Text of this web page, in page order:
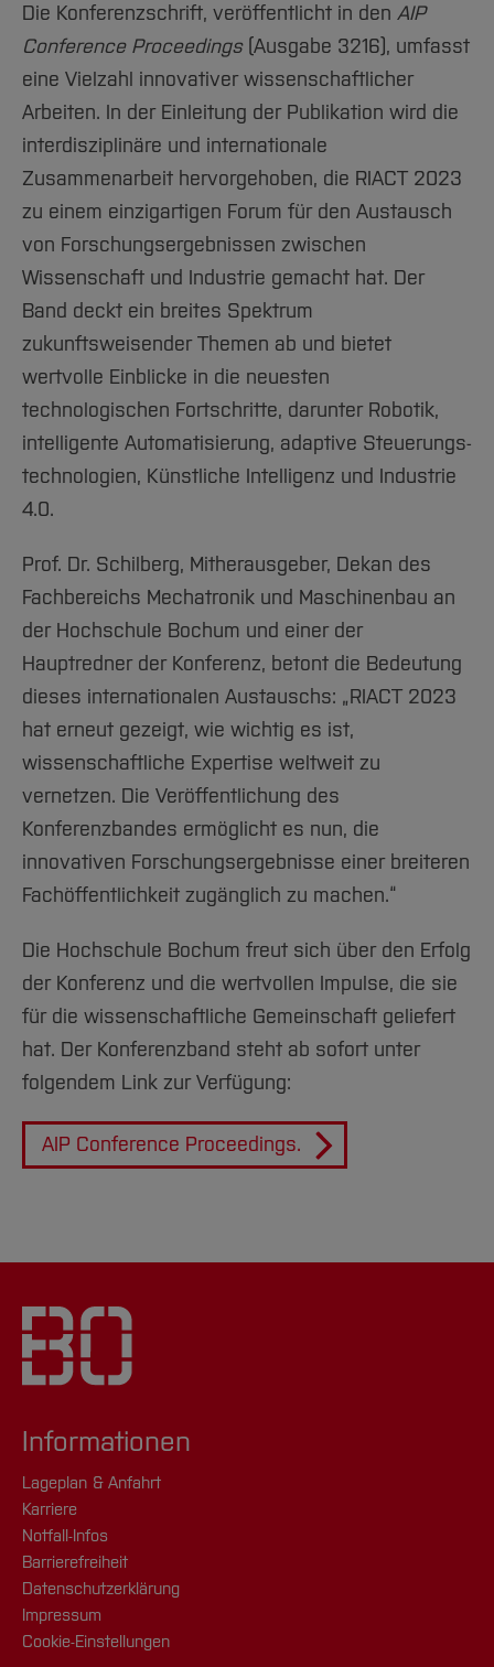
Die Konferenzschrift, veröffentlicht in den AIP
Conference Proceedings(Ausgabe 3216), umfasst
eine Vielzahl innovativer wissenschaftlicher
Arbeiten. In der Einleitung der Publikation wird die
interdisziplinäre und internationale
Zusammenarbeit hervorgehoben, die RIACT 2023
zu einem einzigartigen Forum für den Austausch
von Forschungsergebnissen zwischen
Wissenschaft und Industrie gemacht hat. Der
Band deckt ein breites Spektrum
zukunftsweisender Themen ab und bietet
wertvolle Einblicke in die neuesten
technologischen Fortschritte, darunter Robotik,
intelligente Automatisierung, adaptive Steuerungs-
technologien, Künstliche Intelligenz und Industrie
4.0.
Prof. Dr. Schilberg, Mitherausgeber, Dekan des
Fachbereichs Mechatronik und Maschinenbau an
der Hochschule Bochum und einer der
Hauptredner der Konferenz, betont die Bedeutung
dieses internationalen Austauschs: „RIACT 2023
hat erneut gezeigt, wie wichtig es ist,
wissenschaftliche Expertise weltweit zu
vernetzen. Die Veröffentlichung des
Konferenzbandes ermöglicht es nun, die
innovativen Forschungsergebnisse einer breiteren
Fachöffentlichkeit zugänglich zu machen.“
Die Hochschule Bochum freut sich über den Erfolg
der Konferenz und die wertvollen Impulse, die sie
für die wissenschaftliche Gemeinschaft geliefert
hat. Der Konferenzband steht ab sofort unter
folgendem Link zur Verfügung:
AIP Conference Proceedings.
Informationen
Lageplan & Anfahrt
Karriere
Notfall-Infos
Barrierefreiheit
Datenschutzerklärung
Impressum
Cookie-Einstellungen